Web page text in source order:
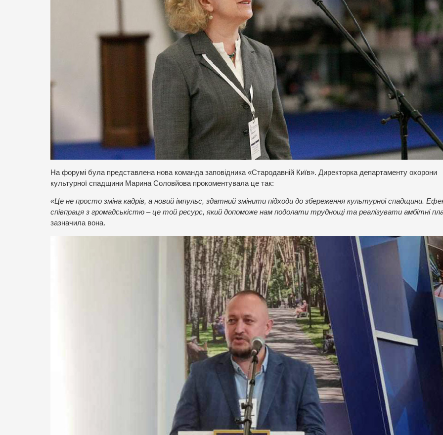
На форумі була представлена нова команда заповідника «Стародавній Київ». Директорка департаменту охорони
культурної спадщини Марина Соловйова прокоментувала це так:
«Це не просто зміна кадрів, а новий імпульс, здатний змінити підходи до збереження культурної спадщини.
співпраця з громадськістю – це той ресурс, який допоможе нам подолати труднощі та реалізувати амбітні
зазначила вона.